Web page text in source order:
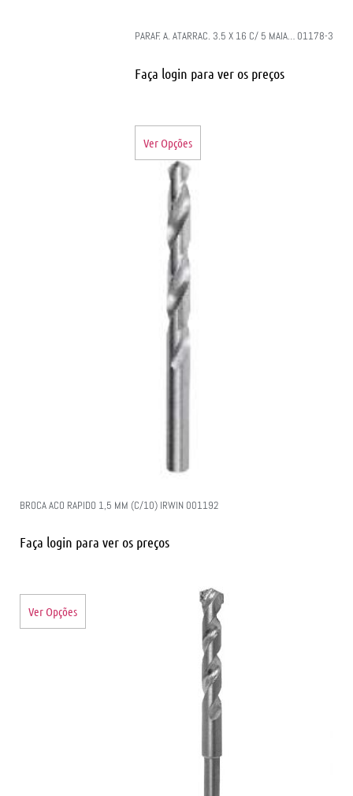
PARAF. A. ATARRAC. 3.5 X 16 C/ 5 MAIA… 01178-3
Faça login para ver os preços
Ver Opções
BROCA ACO RAPIDO 1,5 MM (C/10) IRWIN 001192
Faça login para ver os preços
Ver Opções